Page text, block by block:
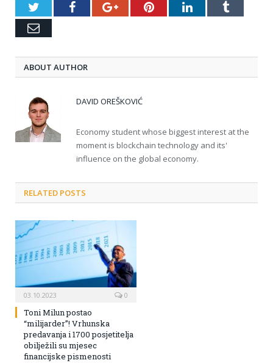
TwitterFacebookGoogle+PinterestLinkedInTumblr
Email
ABOUT AUTHOR
DAVID OREŠKOVIĆ
Economy student whose biggest interest at the
moment is blockchain technology and its'
influence on the global economy.
RELATED POSTS
03.10.2023 0
Toni Milun postao
“milijarder”! Vrhunska
predavanja i 1700 posjetitelja
obilježili su mjesec
financijske pismenosti